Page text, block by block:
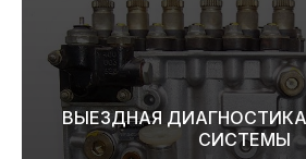
ВЫЕЗДНАЯ
СИСТЕМЫ